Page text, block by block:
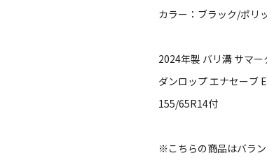
カラー：ブラック/ポリ
2024年製 バリ溝 サマー
ダンロップ エナセーブ
155/65R14付
※こちらの商品はバラン